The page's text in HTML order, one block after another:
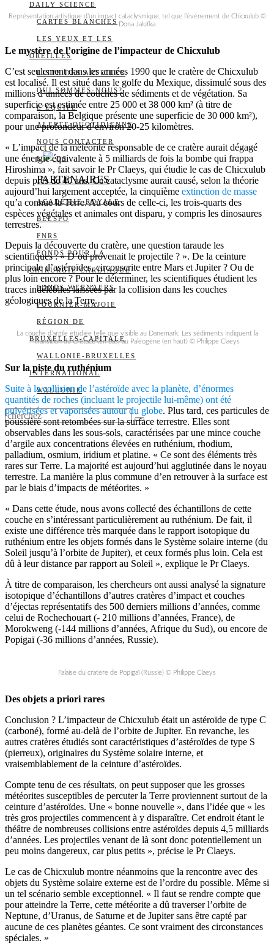
DAILY SCIENCE
CARTES BLANCHES
LES YEUX ET LES
OREILLES
LISTE DES ARTICLES
QUI SOMMES-NOUS?
L’ÉQUIPE
ALERTE QUOTIDIENNE
NOUS CONTACTER
I DS
PARTENAIRES
ACADÉMIE ROYALE
BELSPO
FNRS
FONDS POUR LA
CHIRURGIE CARDIAQUE
FONDS WERNAERS
FOURNIER-MAJOIE
RÉGION DE
BRUXELLES-CAPITALE
WALLONIE-BRUXELLES
INTERNATIONAL
WALLONIE
Représentation artistique d’un impact cataclysmique, tel que l’événement de Chicxulub ©
Dona Jalufka
Le mystère de l’origine de l’impacteur de Chicxulub
C’est seulement dans les années 1990 que le cratère de Chicxulub
est localisé. Il est situé dans le golfe du Mexique, dissimulé sous des
millions d’années de couches de sédiments et de végétation. Sa
superficie est estimée entre 25 000 et 38 000 km² (à titre de
comparaison, la Belgique présente une superficie de 30 000 km²),
pour une profondeur d’environ 20-25 kilomètres.
« L’impact de la météorite responsable de ce cratère aurait dégagé
une énergie équivalente à 5 milliards de fois la bombe qui frappa
Hiroshima », fait savoir le Pr Claeys, qui étudie le cas de Chicxulub
depuis près de 40 ans. Ce cataclysme aurait causé, selon la théorie
aujourd’hui largement acceptée, la cinquième extinction de masse
qu’a connue la Terre. Au cours de celle-ci, les trois-quarts des
espèces végétales et animales ont disparu, y compris les dinosaures
terrestres.
Depuis la découverte du cratère, une question taraude les
scientifiques : « D’où provenait le projectile ? ». De la ceinture
principale d’astéroïdes, circonscrite entre Mars et Jupiter ? Ou de
plus loin encore ? Pour le déterminer, les scientifiques étudient les
traces indélébiles laissées par la collision dans les couches
géologiques de la Terre.
La couche d’argile étudiée telle que visible au Danemark. Les sédiments indiquent la
transition du Crétacé (en bas) au Paléogène (en haut) © Philippe Claeys
Sur la piste du ruthénium
Suite à la collision de l’astéroïde avec la planète, d’énormes
quantités de roches (incluant le projectile lui-même) ont été
pulvérisées et vaporisées autour du globe. Plus tard, ces particules de
poussière sont retombées sur la surface terrestre. Elles sont
observables dans les sous-sols, caractérisées par une mince couche
d’argile aux concentrations élevées en ruthénium, rhodium,
palladium, osmium, iridium et platine. « Ce sont des éléments très
rares sur Terre. La majorité est aujourd’hui agglutinée dans le noyau
terrestre. La manière la plus commune d’en retrouver à la surface est
par le biais d’impacts de météorites. »
« Dans cette étude, nous avons collecté des échantillons de cette
couche en s’intéressant particulièrement au ruthénium. De fait, il
existe une différence très marquée dans le rapport isotopique du
ruthénium entre les objets formés dans le Système solaire interne (du
Soleil jusqu’à l’orbite de Jupiter), et ceux formés plus loin. Cela est
dû à leur distance par rapport au Soleil », explique le Pr Claeys.
À titre de comparaison, les chercheurs ont aussi analysé la signature
isotopique d’échantillons d’autres cratères d’impact et couches
d’éjectas représentatifs des 500 derniers millions d’années, comme
celui de Rochechouart (- 210 millions d’années, France), de
Morokweng (-144 millions d’années, Afrique du Sud), ou encore de
Popigaï (-36 millions d’années, Russie).
Falaise du cratère de Popigaï (Russie) © Philippe Claeys
Des objets a priori rares
Conclusion ? L’impacteur de Chicxulub était un astéroïde de type C
(carboné), formé au-delà de l’orbite de Jupiter. En revanche, les
autres cratères étudiés sont caractéristiques d’astéroïdes de type S
(pierreux), originaires du Système solaire interne, et
vraisemblablement de la ceinture d’astéroïdes.
Compte tenu de ces résultats, on peut supposer que les grosses
météorites susceptibles de percuter la Terre proviennent surtout de la
ceinture d’astéroïdes. Une « bonne nouvelle », dans l’idée que « les
très gros projectiles commencent à y disparaître. Cet endroit étant le
théâtre de nombreuses collisions entre astéroïdes depuis 4,5 milliards
d’années. Les projectiles venant de là sont donc potentiellement un
peu moins dangereux, car plus petits », précise le Pr Claeys.
Le cas de Chicxulub montre néanmoins que la rencontre avec des
objets du Système solaire externe est de l’ordre du possible. Même si
un tel scénario semble exceptionnel. « Il faut se rendre compte que
pour atteindre la Terre, cette météorite a dû traverser l’orbite de
Neptune, d’Uranus, de Saturne et de Jupiter sans être capté par
aucune de ces planètes géantes. Ce sont vraiment des circonstances
spéciales. »